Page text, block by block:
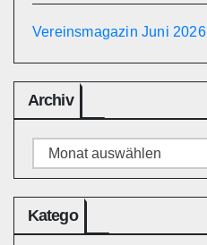
Vereinsmagazin Juni 2026
Archiv
Archiv
Katego